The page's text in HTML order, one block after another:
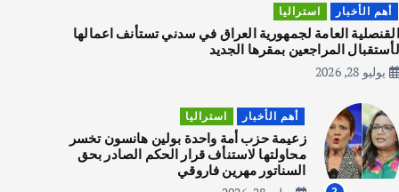
هوي آن… مدينة الفوانيس وسحر
التاريخ
أهم الأخبار استراليا
مكتب الإحصاءات الأسترالي (ABS)
أهم الأخبار استراليا
القنصلية العامة لجمهورية العراق في سدني تستأنف اعمالها
لأستقبال المراجعين بمقرها الجديد
يوليو 28, 2026
أهم الأخبار استراليا
زعيمة حزب أمة واحدة بولين هانسون تخسر
محاولتها لاستنأف قرار الحكم الصادر بحق
السناتور مهرين فاروقي